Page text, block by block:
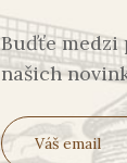
Buďťe medzi
našich